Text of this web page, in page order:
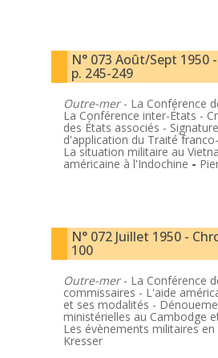
N° 073 Août/Sept 1950
p. 245-249
Outre-mer- La Conférence
La Conférence inter-États -
des États associés -
d'application du Traité
La situation militaire au
américaine à l'Indochine -
N° 072 Juillet 1950 -
100
Outre-mer- La Conférence
commissaires - L'aide
et ses modalités -
ministérielles au Cambodge
Les évènements militaires en
Kresser